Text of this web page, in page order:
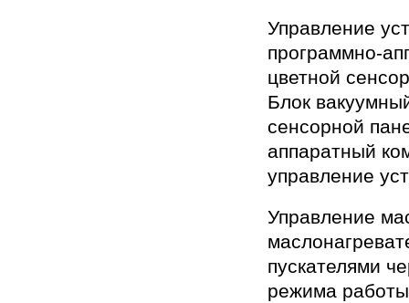
Управление
программно-
цветной
Блок
сенсорной
аппаратный
управление
Управление
пускателями
режима